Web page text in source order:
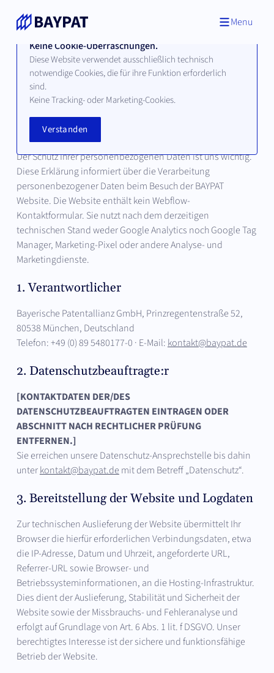
Keine Cookie-Überraschungen.
Diese Website verwendet ausschließlich technisch
notwendige Cookies, die für ihre Funktion erforderlich
sind.
Keine Tracking- oder Marketing-Cookies.
Verstanden
Menu
RECHTLICHE HINWESIE
Datenschutzerklärung
Stand: August 2026
Der Schutz Ihrer personenbezogenen Daten ist uns wichtig.
Diese Erklärung informiert über die Verarbeitung
personenbezogener Daten beim Besuch der BAYPAT
Website. Die Website enthält kein Webflow-
Kontaktformular. Sie nutzt nach dem derzeitigen
technischen Stand weder Google Analytics noch Google Tag
Manager, Marketing-Pixel oder andere Analyse- und
Marketingdienste.
1. Verantwortlicher
Bayerische Patentallianz GmbH, Prinzregentenstraße 52,
80538 München, Deutschland
Telefon: +49 (0) 89 5480177-0 · E-Mail: kontakt@baypat.de
2. Datenschutzbeauftragte:r
[KONTAKTDATEN DER/DES
DATENSCHUTZBEAUFTRAGTEN EINTRAGEN ODER
ABSCHNITT NACH RECHTLICHER PRÜFUNG
ENTFERNEN.]
Sie erreichen unsere Datenschutz-Ansprechstelle bis dahin
unterkontakt@baypat.de mit dem Betreff „Datenschutz“.
3. Bereitstellung der Website und Logdaten
Zur technischen Auslieferung der Website übermittelt Ihr
Browser die hierfür erforderlichen Verbindungsdaten, etwa
die IP-Adresse, Datum und Uhrzeit, angeforderte URL,
Referrer-URL sowie Browser- und
Betriebssysteminformationen, an die Hosting-Infrastruktur.
Dies dient der Auslieferung, Stabilität und Sicherheit der
Website sowie der Missbrauchs- und Fehleranalyse und
erfolgt auf Grundlage von Art. 6 Abs. 1 lit. f DSGVO. Unser
berechtigtes Interesse ist der sichere und funktionsfähige
Betrieb der Website.